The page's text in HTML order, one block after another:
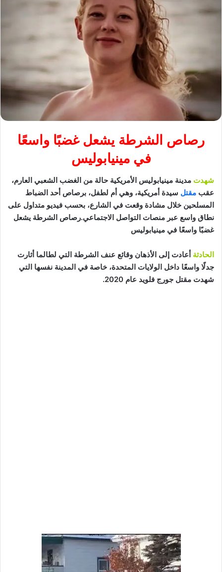
رصاص الشرطة يشعل غضبًا واسعًا
في مينيابوليس
شهدت مدينة مينيابوليس الأمريكية حالة من الغضب الشعبي العارم،
عقب مقتل سيدة أمريكية، وهي أم لطفل، برصاص أحد الضباط
المسلحين خلال مشادة وقعت في الشارع، بحسب فيديو متداول على
نطاق واسع عبر منصات التواصل الاجتماعي.رصاص الشرطة يشعل
غضبًا واسعًا في مينيابوليس
الحادثة أعادت إلى الأذهان وقائع عنف الشرطة التي لطالما أثارت
جدلًا واسعًا داخل الولايات المتحدة، خاصة في المدينة نفسها التي
شهدت مقتل جورج فلويد عام 2020.